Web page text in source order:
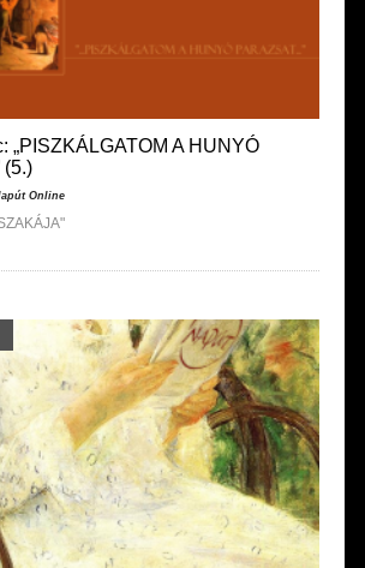
„PISZKÁLGATOM A HUNYÓ
Online